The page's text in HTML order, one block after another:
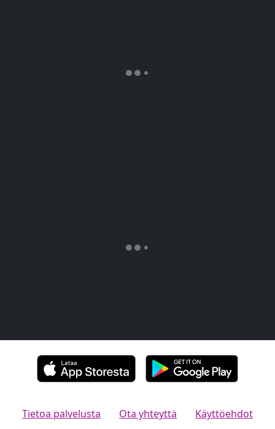
Tietoa palvelusta Ota yhteyttä Käyttöehdot